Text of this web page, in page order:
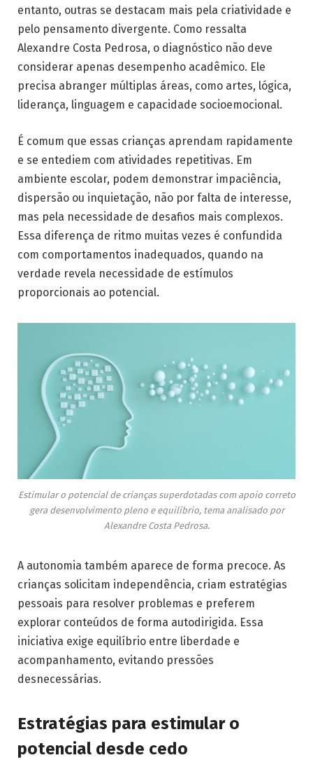
entanto, outras se destacam mais pela criatividade e
pelo pensamento divergente. Como ressalta
Alexandre Costa Pedrosa, o diagnóstico não deve
considerar apenas desempenho acadêmico. Ele
precisa abranger múltiplas áreas, como artes, lógica,
liderança, linguagem e capacidade socioemocional.
É comum que essas crianças aprendam rapidamente
e se entediem com atividades repetitivas. Em
ambiente escolar, podem demonstrar impaciência,
dispersão ou inquietação, não por falta de interesse,
mas pela necessidade de desafios mais complexos.
Essa diferença de ritmo muitas vezes é confundida
com comportamentos inadequados, quando na
verdade revela necessidade de estímulos
proporcionais ao potencial.
Estimular o potencial de crianças superdotadas com apoio correto
gera desenvolvimento pleno e equilíbrio, tema analisado por
Alexandre Costa Pedrosa.
A autonomia também aparece de forma precoce. As
crianças solicitam independência, criam estratégias
pessoais para resolver problemas e preferem
explorar conteúdos de forma autodirigida. Essa
iniciativa exige equilíbrio entre liberdade e
acompanhamento, evitando pressões
desnecessárias.
Estratégias para estimular o
potencial desde cedo